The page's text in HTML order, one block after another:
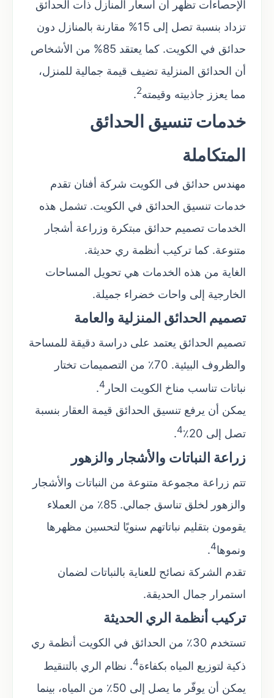
الإحصاءات تظهر أن أسعار المنازل ذات الحدائق
تزداد بنسبة تصل إلى 15% مقارنة بالمنازل دون
حدائق في الكويت. كما يعتقد 85% من الأشخاص
أن الحدائق المنزلية تضيف قيمة جمالية للمنزل،
مما يعزز جاذبيته وقيمته2
.
خدمات تنسيق الحدائق
المتكاملة
مهندس حدائق فى الكويت شركة أفنان تقدم
خدمات تنسيق الحدائق في الكويت. تشمل هذه
الخدمات تصميم حدائق مبتكرة وزراعة أشجار
متنوعة. كما تركيب أنظمة ري حديثة.
الغاية من هذه الخدمات هي تحويل المساحات
الخارجية إلى واحات خضراء جميلة.
تصميم الحدائق المنزلية والعامة
تصميم الحدائق يعتمد على دراسة دقيقة للمساحة
والظروف البيئية. 70٪ من التصميمات تختار
نباتات تناسب مناخ الكويت الحار 4
.
يمكن أن يرفع تنسيق الحدائق قيمة العقار بنسبة
تصل إلى 20٪
4
.
زراعة النباتات والأشجار والزهور
تتم زراعة مجموعة متنوعة من النباتات والأشجار
والزهور لخلق تناسق جمالي. 85٪ من العملاء
يقومون بتقليم نباتاتهم سنويًا لتحسين مظهرها
ونموها4
.
تقدم الشركة نصائح للعناية بالنباتات لضمان
استمرار جمال الحديقة.
تركيب أنظمة الري الحديثة
تستخدم 30٪ من الحدائق في الكويت أنظمة ري
ذكية لتوزيع المياه بكفاءة4. نظام الري بالتنقيط
يمكن أن يوفّر ما يصل إلى 50٪ من المياه، بينما